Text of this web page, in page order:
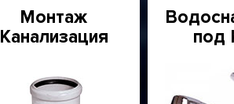
Монтаж
Канализация
под